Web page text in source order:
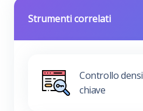
Strumenti correlati
Controllo
chiave